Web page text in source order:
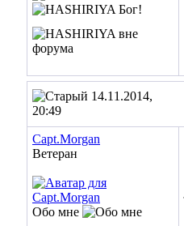
14.11.2014,
20:49
Capt.Morgan
Ветеран
Обо мне